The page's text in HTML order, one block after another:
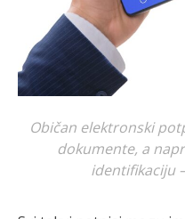
Običan elektronski
dokumente, a
identifikaciju